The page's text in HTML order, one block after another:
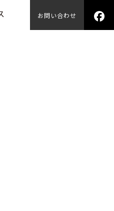
お問い合わせ